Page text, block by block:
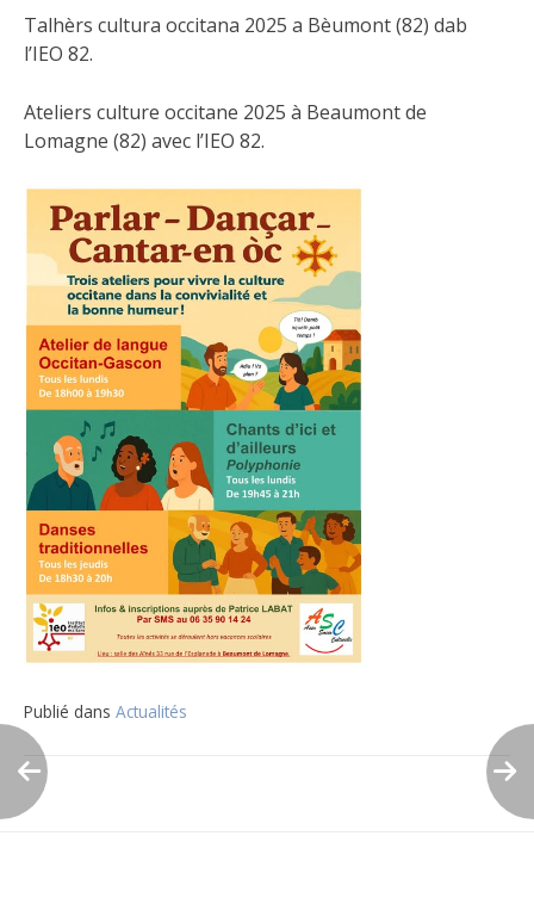
Talhèrs cultura occitana 2025 a Bèumont (82) dab
l’IEO 82.
Ateliers culture occitane 2025 à Beaumont de
Lomagne (82) avec l’IEO 82.
Publié dans Actualités
Navigation
de